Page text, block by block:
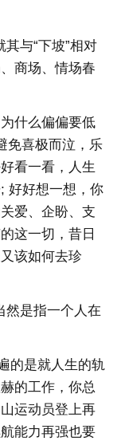
其与“下坡”相对
商场、情场春
什么偏偏要低
免喜极而泣，乐
看一看，人生
好好想一想，你
爱、企盼、支
这一切，昔日
该如何去珍
然是指一个人在
的是就人生的轨
的工作，你总
运动员登上再
能力再强也要